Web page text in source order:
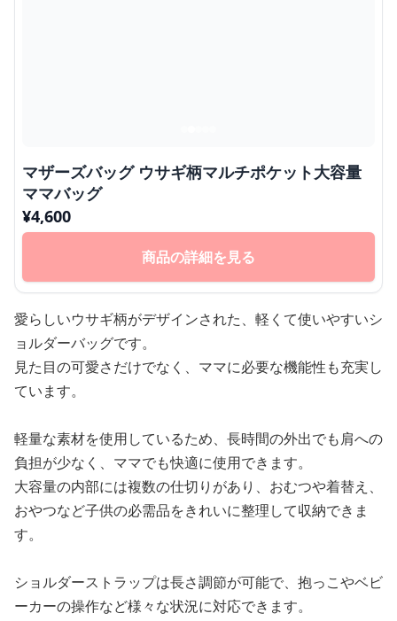
マザーズバッグ ウサギ柄マルチポケット大容量
ママバッグ
¥4,600
商品の詳細を見る
愛らしいウサギ柄がデザインされた、軽くて使いやすいシ
ョルダーバッグです。
見た目の可愛さだけでなく、ママに必要な機能性も充実し
ています。
軽量な素材を使用しているため、長時間の外出でも肩への
負担が少なく、ママでも快適に使用できます。
大容量の内部には複数の仕切りがあり、おむつや着替え、
おやつなど子供の必需品をきれいに整理して収納できま
す。
ショルダーストラップは長さ調節が可能で、抱っこやベビ
ーカーの操作など様々な状況に対応できます。